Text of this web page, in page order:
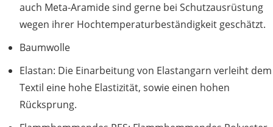
auch Meta-Aramide sind gerne bei Schutzausrüstung
wegen ihrer Hochtemperaturbeständigkeit geschätzt.
Baumwolle
Elastan: Die Einarbeitung von Elastangarn verleiht dem
Textil eine hohe Elastizität, sowie einen hohen
Rücksprung.